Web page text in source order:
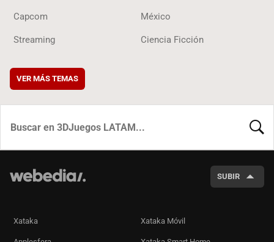
Capcom México
Streaming Ciencia Ficción
VER MÁS TEMAS
SUBIR
Xataka Xataka Móvil